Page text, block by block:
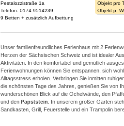
Pestalozzistraße 1a
Telefon: 0174 9514239
9 Betten + zusätzlich Aufbettung
Objekt pro
Objekt p.
Unser familienfreundliches Ferienhaus mit 2
Herzen der Sächsischen Schweiz und ist idealer
Aktivitäten. In den komfortabel und gemütlich
Ferienwohnungen können Sie entspannen, sich
Alltagsstress erholen. Verbringen Sie inmitten
die schönsten Tage des Jahres, genießen Sie von
wunderschönen Blick auf die Ochelwände, den
und den Papststein . In unserem großer Garten
Sandkasten, Grill, Feuerstelle und ein Trampolin